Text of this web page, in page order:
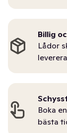
Billig
Lådor
Boka
bästa